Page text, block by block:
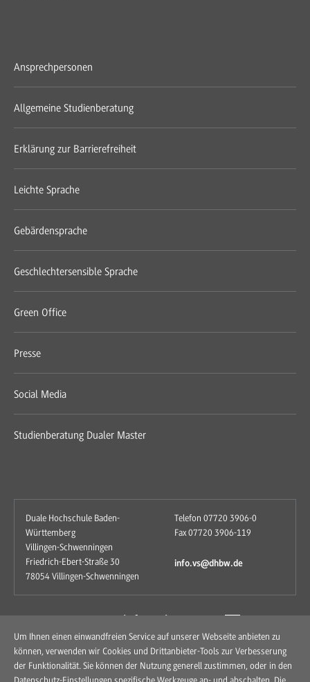
Ansprechpersonen
Allgemeine Studienberatung
Erklärung zur Barrierefreiheit
Leichte Sprache
Gebärdensprache
Geschlechtersensible Sprache
Green Office
Presse
Social Media
Studienberatung Dualer Master
Duale Hochschule Baden-
Württemberg
Villingen-Schwenningen
Friedrich-Ebert-Straße 30
78054 Villingen-Schwenningen
Telefon 07720 3906-0
Fax 07720 3906-119
info.vs@dhbw.de
Um Ihnen einen einwandfreien Service auf unserer Webseite anbieten zu
können, verwenden wir Cookies und Drittanbieter-Tools zur Verbesserung
der Funktionalität. Sie können der Nutzung generell zustimmen, oder in den